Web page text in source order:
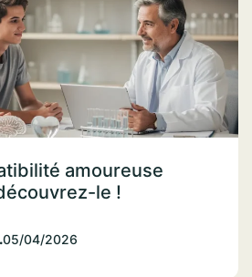
amoureuse
le !
.05/04/2026